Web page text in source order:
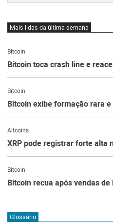
Mais lidas da última semana
Bitcoin
Bitcoin toca crash line e
Bitcoin
Bitcoin exibe formação rara
Altcoins
XRP pode registrar forte alta
Bitcoin
Bitcoin recua após vendas
Glossário